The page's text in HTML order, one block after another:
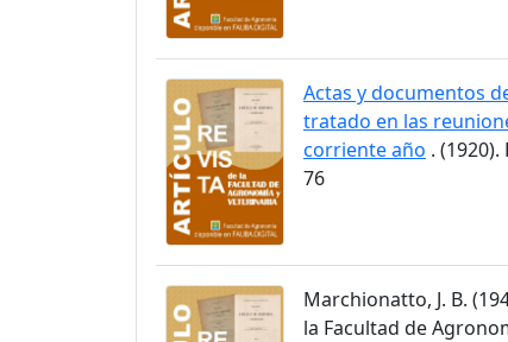
Actas y documentos
tratado en las
corriente año .
76
Marchionatto, J. B.
la Facultad de